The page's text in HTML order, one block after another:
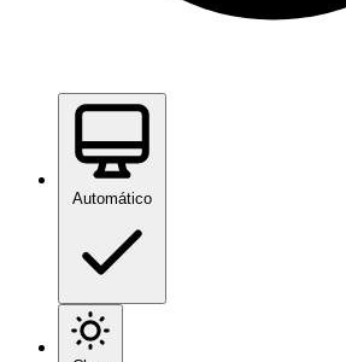
Automático